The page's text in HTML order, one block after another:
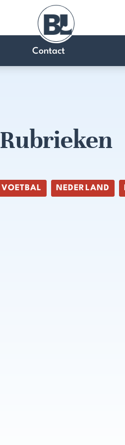
Contact
Rubrieken
VOETBAL NEDERLAND